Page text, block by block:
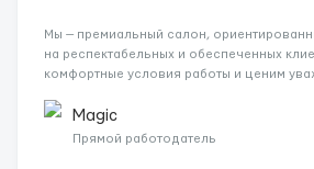
Мы — премиальный салон,
на респектабельных и обеспеченных
комфортные условия работы и ценим
💎 Высокий доход — от 2000 € в неделю и
сис...
Magic
Прямой работодатель